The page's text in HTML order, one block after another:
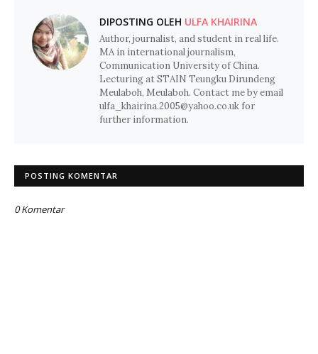
DIPOSTING OLEH ULFA KHAIRINA
Author, journalist, and student in real life.
MA in international journalism,
Communication University of China.
Lecturing at STAIN Teungku Dirundeng
Meulaboh, Meulaboh. Contact me by email
ulfa_khairina.2005@yahoo.co.uk for
further information.
POSTING KOMENTAR
0 Komentar